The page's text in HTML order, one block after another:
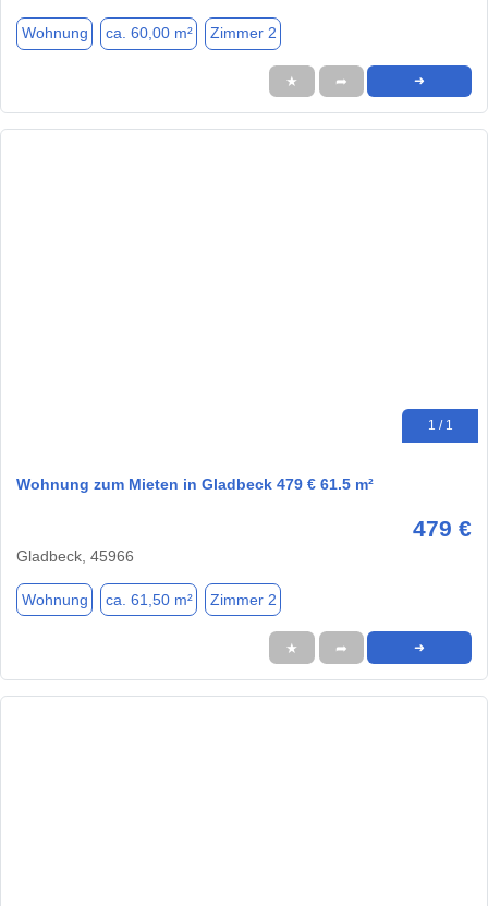
Wohnung ca. 60,00 m² Zimmer 2
★ ➦ ➜
1 / 1
Wohnung zum Mieten in Gladbeck 479 € 61.5 m²
479 €
Gladbeck, 45966
Wohnung ca. 61,50 m² Zimmer 2
★ ➦ ➜